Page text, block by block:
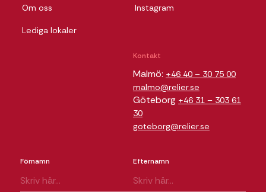
Om oss
Lediga lokaler
Instagram
Kontakt
Malmö: +46 40 – 30 75 00
malmo@relier.se
Göteborg +46 31 – 303 61
30
goteborg@relier.se
Förnamn Efternamn